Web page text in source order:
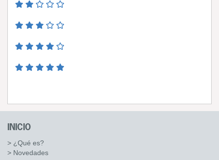
INICIO
> ¿Qué es?
> Novedades